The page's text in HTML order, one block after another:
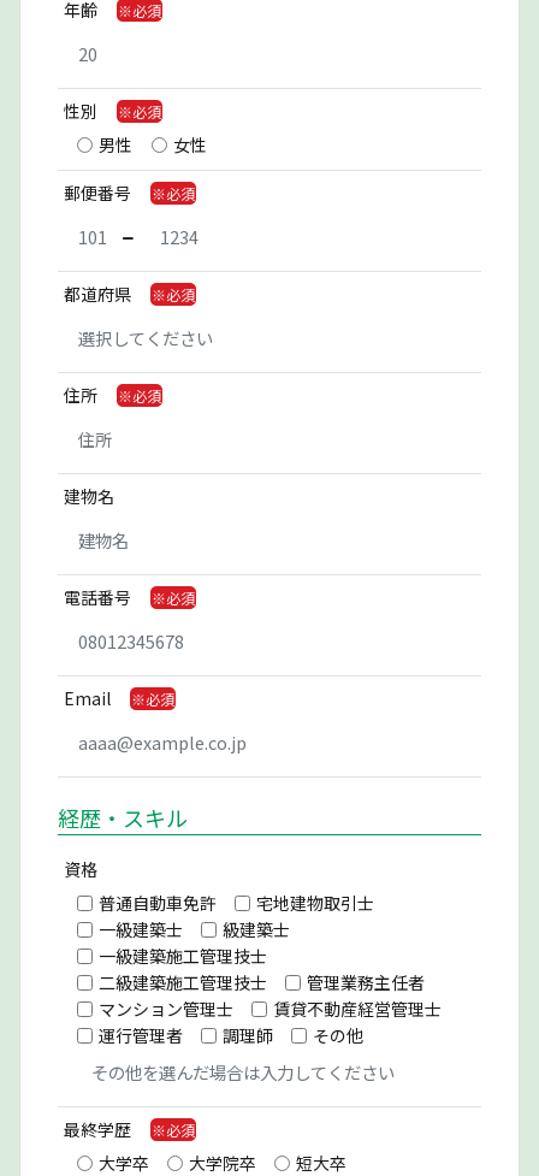
年齢
性別
男性
女性
郵便番号
都道府県
住所
建物名
電話番号
Email
経歴・スキル
資格
普通自動車免許
宅地建物取引士
一級建築士
級建築士
一級建築施工管理技士
二級建築施工管理技士
管理業務主任者
マンション管理士
賃貸不動産経営管理士
運行管理者
調理師 その他
最終学歴
大学卒
大学院卒
短大卒